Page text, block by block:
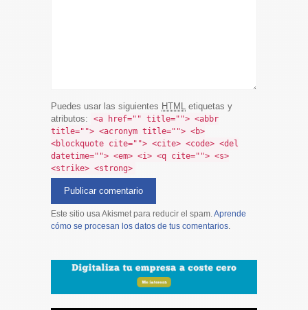
Puedes usar las siguientes HTML etiquetas y
atributos:
<a href="" title=""> <abbr
title=""> <acronym title=""> <b>
<blockquote cite=""> <cite> <code> <del
datetime=""> <em> <i> <q cite=""> <s>
<strike> <strong>
Este sitio usa Akismet para reducir el spam.Aprende
cómo se procesan los datos de tus comentarios.